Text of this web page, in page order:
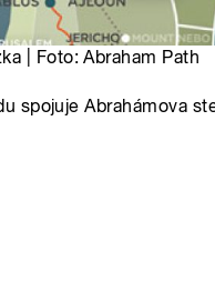
| Foto: Abraham Path
spojuje Abrahámova